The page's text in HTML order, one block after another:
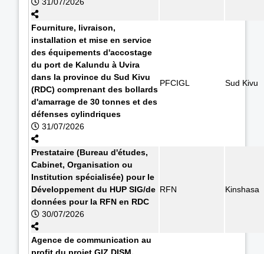
Fourniture, livraison,
installation et mise en service
des équipements d'accostage
du port de Kalundu à Uvira
dans la province du Sud Kivu
(RDC) comprenant des bollards
d'amarrage de 30 tonnes et des
défenses cylindriques
31/07/2026
PFCIGL Sud Kivu
Prestataire (Bureau d'études,
Cabinet, Organisation ou
Institution spécialisée) pour le
Développement du HUP SIG/de
données pour la RFN en RDC
30/07/2026
RFN Kinshasa
Agence de communication au
profit du projet GIZ DISM.